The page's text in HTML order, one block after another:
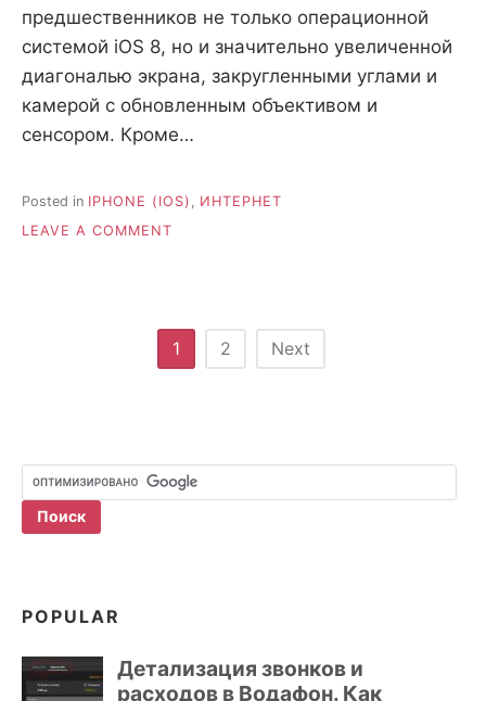
предшественников не только операционной
системой iOS 8, но и значительно увеличенной
диагональю экрана, закругленными углами и
камерой с обновленным объективом и
сенсором. Кроме…
Posted in IPHONE (IOS) , ИНТЕРНЕТ
LEAVE A COMMENT
6?
1 2 Next
POPULAR